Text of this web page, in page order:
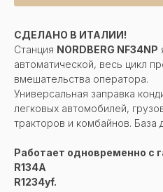
СДЕЛАНО В ИТАЛИИ!
Станция NORDBERG NF34NP
автоматической, весь цикл
вмешательства оператора.
Универсальная заправка
легковых автомобилей,
тракторов и комбайнов. База
Работает одновременно с
R134A
R1234yf.